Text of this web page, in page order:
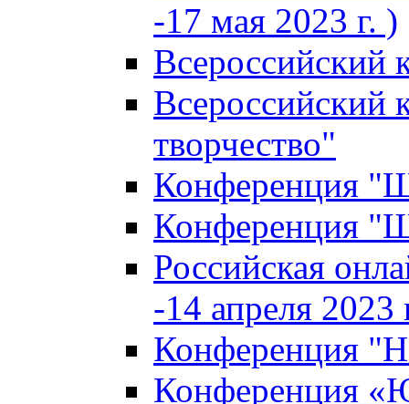
-17 мая 2023 г. )
Всероссийский
Всероссийский
творчество"
Конференция
Конференция
Российская
-14 апреля 2023
Конференция
Конференция